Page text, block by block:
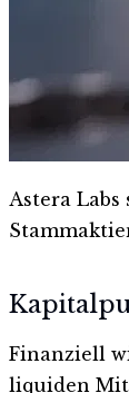
Astera
Finanziell
liquiden